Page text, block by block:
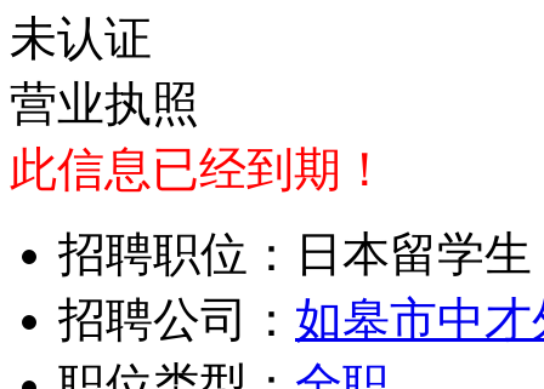
未认证
营业执照
此信息已经到期！
招聘职位：日本留学生
招聘公司： 如皋市中